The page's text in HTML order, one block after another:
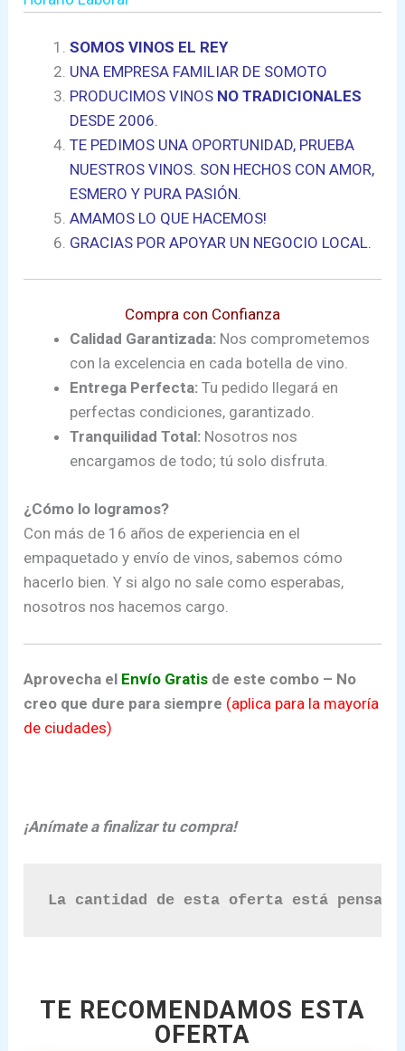
SOMOS VINOS EL REY
UNA EMPRESA FAMILIAR DE SOMOTO
PRODUCIMOS VINOS NO TRADICIONALES
DESDE 2006.
TE PEDIMOS UNA OPORTUNIDAD, PRUEBA
NUESTROS VINOS. SON HECHOS CON AMOR,
ESMERO Y PURA PASIÓN.
AMAMOS LO QUE HACEMOS!
GRACIAS POR APOYAR UN NEGOCIO LOCAL.
Compra con Confianza
Calidad Garantizada: Nos comprometemos
con la excelencia en cada botella de vino.
Entrega Perfecta: Tu pedido llegará en
perfectas condiciones, garantizado.
Tranquilidad Total: Nosotros nos
encargamos de todo; tú solo disfruta.
¿Cómo lo logramos?
Con más de 16 años de experiencia en el
empaquetado y envío de vinos, sabemos cómo
hacerlo bien. Y si algo no sale como esperabas,
nosotros nos hacemos cargo.
Aprovecha el Envío Gratis de este combo – No
creo que dure para siempre (aplica para la mayoría
de ciudades)
¡Anímate a finalizar tu compra!
La cantidad de esta oferta está
TE RECOMENDAMOS ESTA
OFERTA